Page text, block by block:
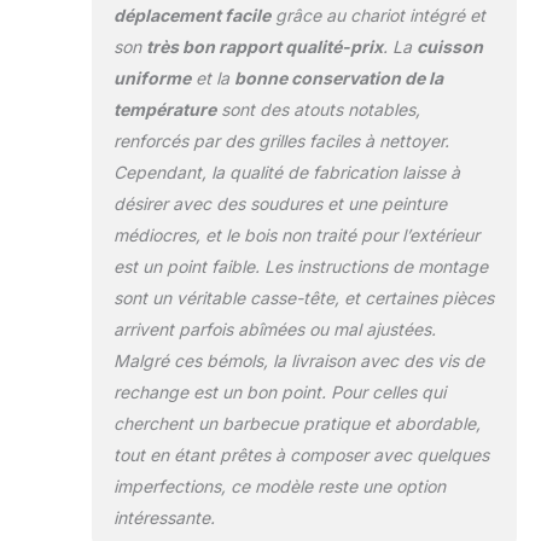
jamais de steak
brûlé. Grille de
cuisson : les grilles
chromées vous
permettent
meilleurs résultats
de cuisson et sont
faciles à nettoyer.
Grâce à la grille de
63,5 x 14,5 cm,
vous pouvez garder
vos aliments au
chaud ou
chauffer des
accompagnements
comme du pain.
déplacement facilegrâce au chariot intégré et
son très bon rapport qualité-prix. La cuisson
uniformeet la bonne conservation de la
températuresont des atouts notables,
renforcés par des grilles faciles à nettoyer.
Cependant, la qualité de fabrication laisse à
désirer avec des soudures et une peinture
médiocres, et le bois non traité pour l’extérieur
est un point faible. Les instructions de montage
sont un véritable casse-tête, et certaines pièces
arrivent parfois abîmées ou mal ajustées.
Malgré ces bémols, la livraison avec des vis de
rechange est un bon point. Pour celles qui
cherchent un barbecue pratique et abordable,
tout en étant prêtes à composer avec quelques
imperfections, ce modèle reste une option
intéressante.